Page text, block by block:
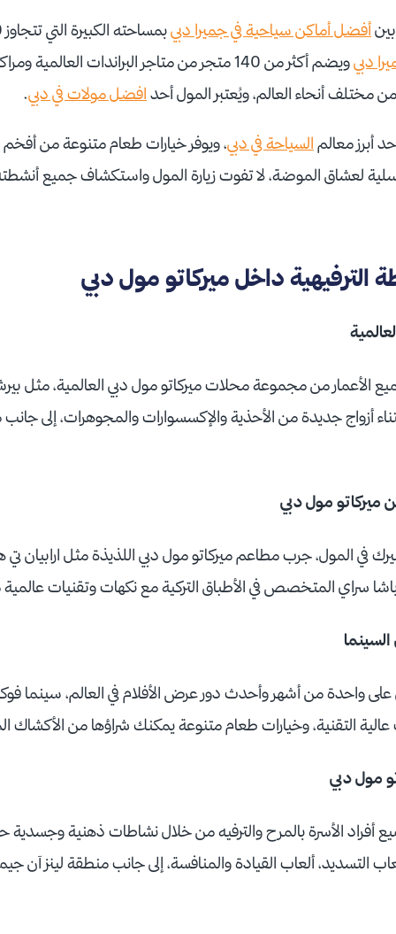
أفضل أماكن سياحية في جميرا دبي
دبي
ويضم أكثر من 140 متجر من متاجر البراندات
مختلف أنحاء العالم، ويُعتبر المول أحد افضل مولات في دبي.
أبرز معالم السياحة في دبي، ويوفر خيارات طعام متنوعة من
لعشاق الموضة، لا تفوت زيارة المول واستكشاف جميع أنشطته
داخل ميركاتو مول دبي
الأعمار من مجموعة محلات ميركاتو مول دبي العالمية، مثل
أزواج جديدة من الأحذية والإكسسوارات والمجوهرات، إلى جانب
ميركاتو مول دبي
في المول، جرب مطاعم ميركاتو مول دبي اللذيذة مثل ارابيان
وباشا سراي المتخصص في الأطباق التركية مع نكهات وتقنيات
على واحدة من أشهر وأحدث دور عرض الأفلام في العالم، سينما
التقنية، وخيارات طعام متنوعة يمكنك شراؤها من
مول دبي
الأسرة بالمرح والترفيه من خلال نشاطات ذهنية وجسدية
التسديد، ألعاب القيادة والمنافسة، إلى جانب منطقة لينز آن